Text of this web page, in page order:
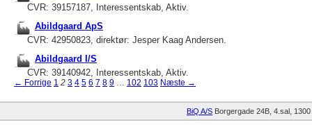
CVR: 39157187, Interessentskab, Aktiv.
Abildgaard ApS
CVR: 42950823, direktør: Jesper Kaag Andersen.
Abildgaard I/S
CVR: 39140942, Interessentskab, Aktiv.
← Forrige 1 2 3 4 5 6 7 8 9 … 102 103 Næste →
BiQ A/S Borgergade 24B, 4.sal 1300